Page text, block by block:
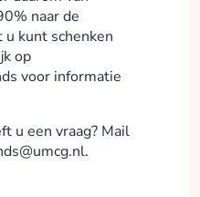
naar de
kunt schenken
op
voor informatie
u een vraag? Mail